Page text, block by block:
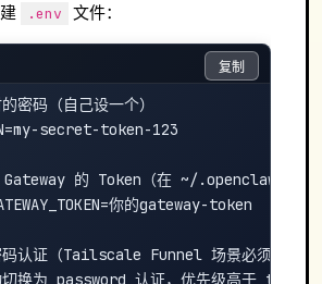
.env 文件：
密码（自己设一个）
secret-token-123
Gateway 的 Token（在 ~/.openclaw/
你的gateway-token
码认证（Tailscale Funnel 场景必须用
换为 password 认证，优先级高于 token
复制
复制